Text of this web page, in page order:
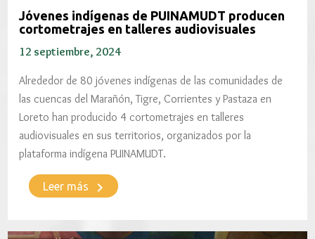
Jóvenes indígenas de PUINAMUDT producen
cortometrajes en talleres audiovisuales
12 septiembre, 2024
Alrededor de 80 jóvenes indígenas de las comunidades de
las cuencas del Marañón, Tigre, Corrientes y Pastaza en
Loreto han producido 4 cortometrajes en talleres
audiovisuales en sus territorios, organizados por la
plataforma indígena PUINAMUDT.
Leer más keyboard_arrow_right